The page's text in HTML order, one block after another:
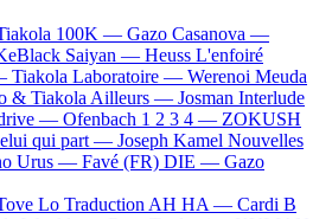
100K — Gazo Casanova —
Saiyan — Heuss L'enfoiré
Tiakola Laboratoire — Werenoi Meuda
& Tiakola Ailleurs — Josman Interlude
— Ofenbach 1 2 3 4 — ZOKUSH
qui part — Joseph Kamel Nouvelles
Urus — Favé (FR) DIE — Gazo
Lo Traduction AH HA — Cardi B